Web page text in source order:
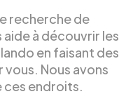
recherche de
à découvrir les
en faisant des
Nous avons
ces endroits.